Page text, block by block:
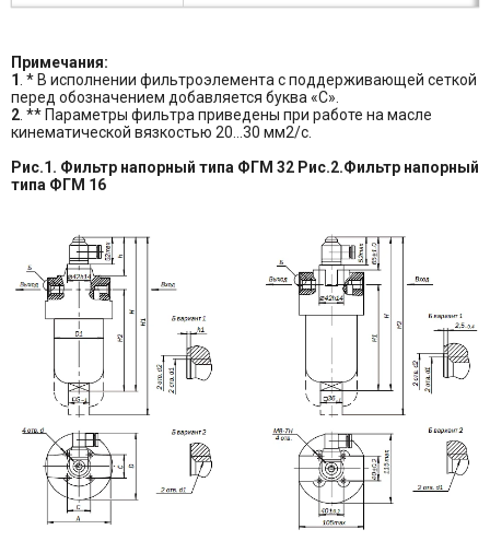
Примечания:
1. * В исполнении фильтроэлемента с поддерживающей сеткой
перед обозначением добавляется буква «С».
2. ** Параметры фильтра приведены при работе на масле
кинематической вязкостью 20…30 мм2/с.
Рис.1. Фильтр напорный типа ФГМ 32 Рис.2.Фильтр напорный
типа ФГМ 16